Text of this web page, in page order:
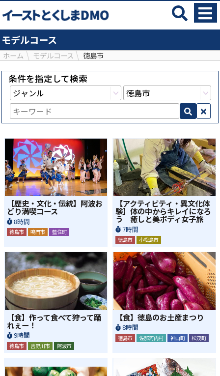
モデルコース
ホーム モデルコース 徳島市
条件を指定して検索
【歴史・文化・伝統】阿波お
どり満喫コース
8時間
徳島市 鳴門市 藍住町
【アクティビティ・異文化体
験】体の中からキレイになろ
う 癒しと美ボディ女子旅
7時間
徳島市 小松島市
【食】作って食べて狩って踊
れぇー！
9時間
徳島市 吉野川市 阿波市
【食】徳島のお土産まつり
8時間
徳島市 佐那河内村 神山町 松茂町